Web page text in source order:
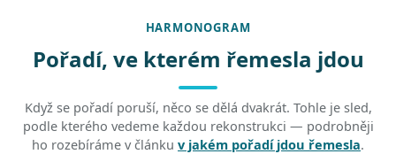
HARMONOGRAM
Pořadí, ve kterém řemesla jdou
Když se pořadí poruší, něco se dělá dvakrát. Tohle je sled,
podle kterého vedeme každou rekonstrukci — podrobněji
ho rozebíráme v článku v jakém pořadí jdou řemesla.